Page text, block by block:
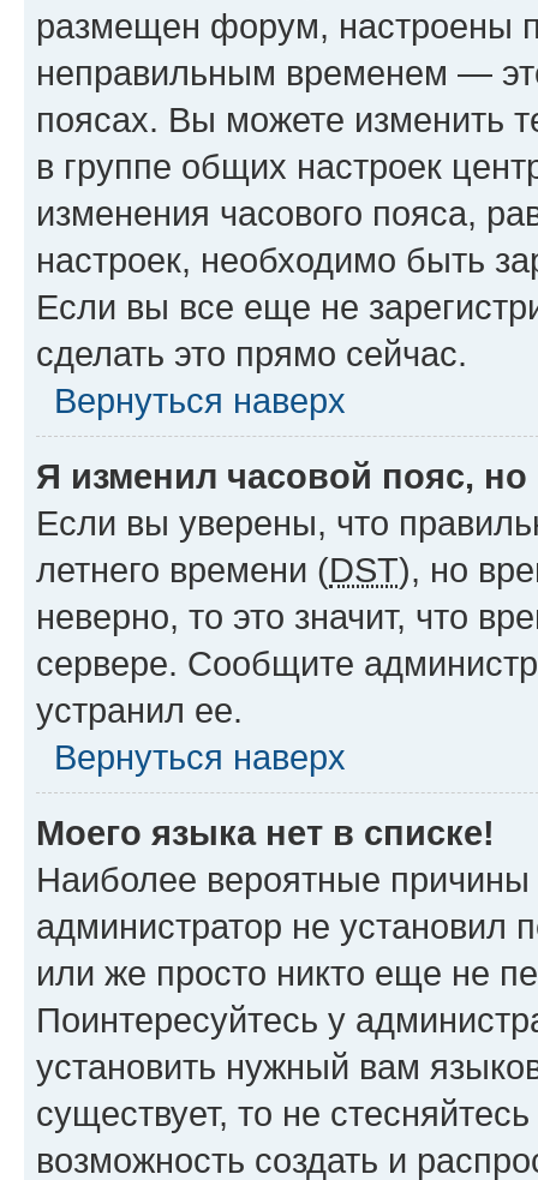
размещен форум, настроены
неправильным временем —
поясах. Вы можете изменить
в группе общих настроек
изменения часового пояса,
настроек, необходимо быть
Если вы все еще не
сделать это прямо сейчас.
Вернуться наверх
Я изменил часовой пояс,
Если вы уверены, что
летнего времени (DST), но
неверно, то это значит, что
сервере. Сообщите
устранил ее.
Вернуться наверх
Моего языка нет в списке!
Наиболее вероятные причины
администратор не установил
или же просто никто еще не
Поинтересуйтесь у
установить нужный вам
существует, то не
возможность создать и